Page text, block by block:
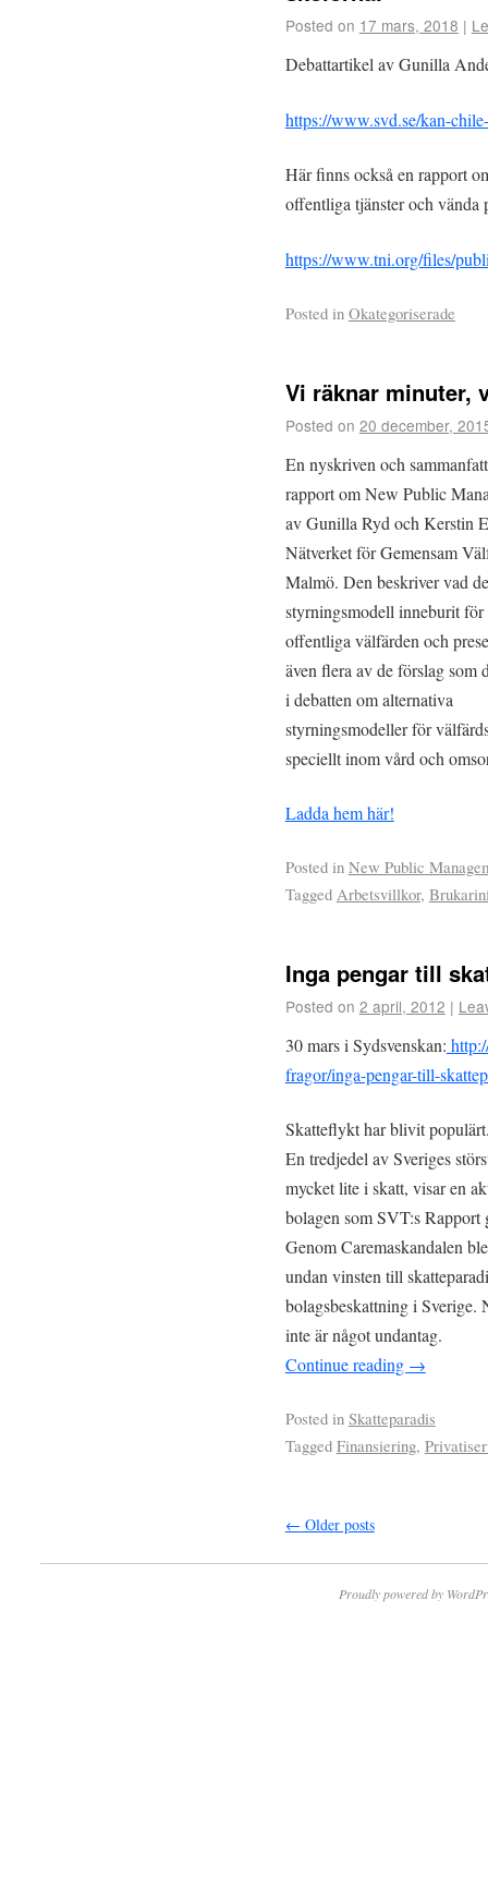
Posted on 17 mars, 2018 |
Debattartikel av Gunilla
https://www.svd.se/kan-
Här finns också en rapport
offentliga tjänster och vända
https://www.tni.org/files/
Posted in Okategoriserade
Vi räknar minuter,
Posted on 20 december,
En nyskriven och
rapport om New Public
av Gunilla Ryd och Kerstin
Nätverket för Gemensam
Malmö. Den beskriver vad
styrningsmodell inneburit för
offentliga välfärden och
även flera av de förslag som
i debatten om alternativa
styrningsmodeller för
speciellt inom vård och
Ladda hem här!
Posted in New Public
Tagged Arbetsvillkor,
Inga pengar till
Posted on 2 april, 2012 |
30 mars i Sydsvenskan:
fragor/inga-pengar-till-
Skatteflykt har blivit
En tredjedel av Sveriges
mycket lite i skatt, visar en
bolagen som SVT:s Rapport
Genom Caremaskandalen
undan vinsten till
bolagsbeskattning i Sverige.
inte är något undantag.
Continue reading →
Posted in Skatteparadis
Tagged Finansiering,
← Older posts
Proudly powered by